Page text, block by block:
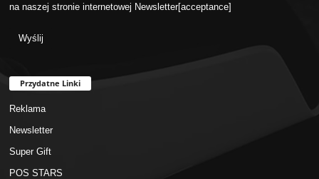
na naszej stronie internetowej Newsletter[acceptance]
Przydatne Linki
Reklama
Newsletter
Super Gift
POS STARS